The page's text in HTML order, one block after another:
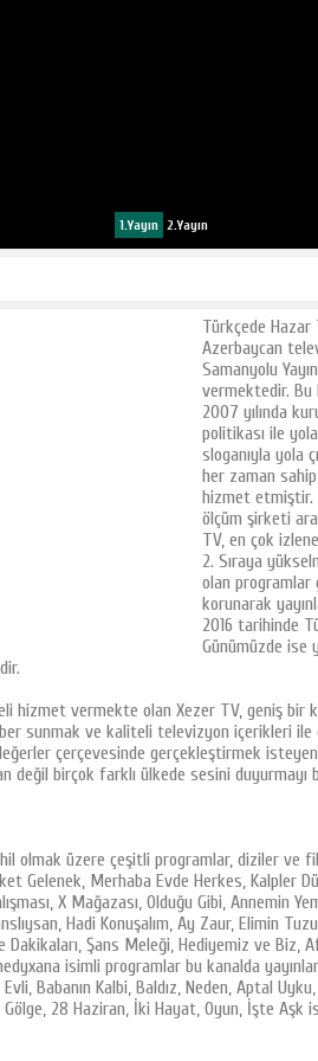
1.Yayın 2.Yayın
Türkçede Hazar
Azerbaycan
Samanyolu
vermektedir. Bu
2007 yılında
politikası ile
sloganıyla yola
her zaman sahip
hizmet etmiştir.
ölçüm şirketi
TV, en çok
2. Sıraya
olan programlar
korunarak
2016 tarihinde
Günümüzde ise
hizmet vermekte olan Xezer TV, geniş
sunmak ve kaliteli televizyon içerikleri
çerçevesinde gerçekleştirmek
değil birçok farklı ülkede sesini duyurmayı
olmak üzere çeşitli programlar, diziler ve
Gelenek, Merhaba Evde Herkes, Kalpler
X Mağazası, Olduğu Gibi, Annemin
Hadi Konuşalım, Ay Zaur, Elimin
Dakikaları, Şans Meleği, Hediyemiz ve Biz,
isimli programlar bu kanalda
Babanın Kalbi, Baldız, Neden, Aptal
Gölge, 28 Haziran, İki Hayat, Oyun, İşte Aşk